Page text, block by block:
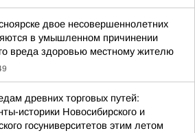
двое несовершеннолетних
в умышленном причинении
вреда здоровью местному жителю
древних торговых путей:
историки Новосибирского и
госуниверситетов этим летом